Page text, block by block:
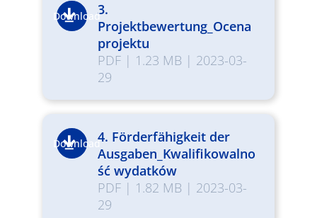
Download3.
Projektbewertung_Ocena
projektu
PDF| 1.23 MB | 2023-03-
29
Download4. Förderfähigkeit der
Ausgaben_Kwalifikowalno
ść wydatków
PDF| 1.82 MB | 2023-03-
29